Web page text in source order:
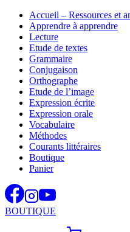
Aller
contenu
Accueil – Ressources et
Apprendre à apprendre
Lecture
Etude de textes
Grammaire
Conjugaison
Orthographe
Etude de l’image
Expression écrite
Expression orale
Vocabulaire
Méthodes
Courants littéraires
Boutique
Panier
BOUTIQUE